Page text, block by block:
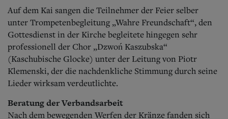
Auf dem Kai sangen die Teilnehmer der Feier selber
unter Trompetenbegleitung „Wahre Freundschaft“, den
Gottesdienst in der Kirche begleitete hingegen sehr
professionell der Chor „Dzwoń Kaszubska“
(Kaschubische Glocke) unter der Leitung von Piotr
Klemenski, der die nachdenkliche Stimmung durch seine
Lieder wirksam verdeutlichte.
Beratung der Verbandsarbeit
Nach dem bewegenden Werfen der Kränze fanden sich